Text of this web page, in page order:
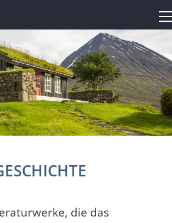
die das